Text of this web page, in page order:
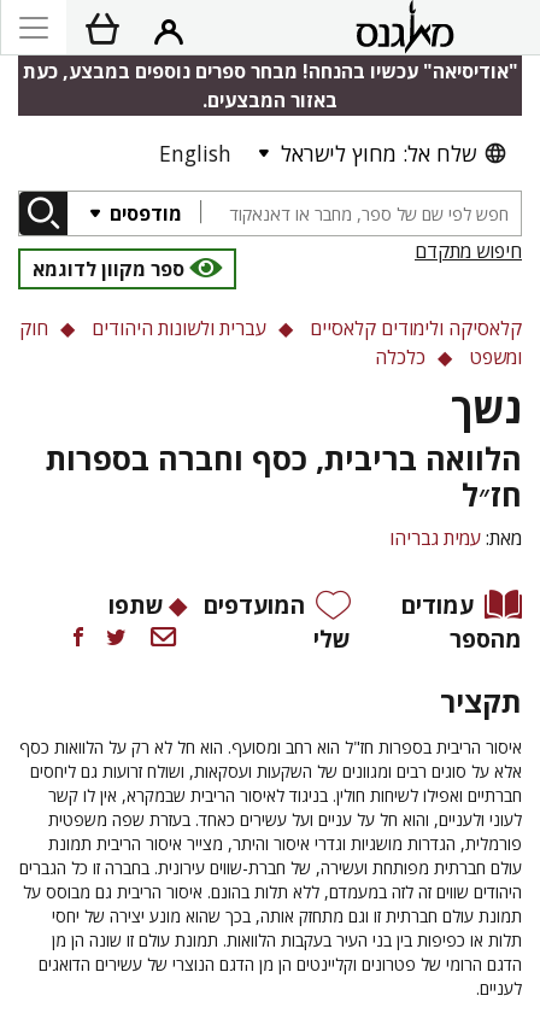
"אודיסיאה" עכשיו בהנחה! מבחר ספרים נוספים במבצע, כעת
באזור המבצעים.
שלח אל: מחוץ לישראל English
מודפסים
חיפוש מתקדם
ספר מקוון לדוגמא
קלאסיקה ולימודים קלאסיים עברית ולשונות היהודים
חוק
ומשפט
כלכלה
נשך
הלוואה בריבית, כסף וחברה בספרות
חז״ל
מאת:עמית גבריהו
עמודים
מהספר
המועדפים
שלי
שתפו
תקציר
איסור הריבית בספרות חז"ל הוא רחב ומסועף. הוא חל לא רק על הלוואות כסף
אלא על סוגים רבים ומגוונים של השקעות ועסקאות, ושולח זרועות גם ליחסים
חברתיים ואפילו לשיחות חולין. בניגוד לאיסור הריבית שבמקרא, אין לו קשר
לעוני ולעניים, והוא חל על עניים ועל עשירים כאחד. בעזרת שפה משפטית
פורמלית, הגדרות מושגיות וגדרי איסור והיתר, מצייר איסור הריבית תמונת
עולם חברתית מפותחת ועשירה, של חברת-שווים עירונית. בחברה זו כל הגברים
היהודים שווים זה לזה במעמדם, ללא תלות בהונם. איסור הריבית גם מבוסס על
תמונת עולם חברתית זו וגם מתחזק אותה, בכך שהוא מונע יצירה של יחסי
תלות או כפיפות בין בני העיר בעקבות הלוואות. תמונת עולם זו שונה הן מן
הדגם הרומי של פטרונים וקליינטים הן מן הדגם הנוצרי של עשירים הדואגים
לעניים.